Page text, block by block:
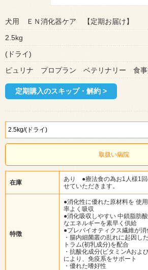
犬用 ＥＮ消化器ケア 【定期お届け】
2.5kg
(ドライ)
ピュリナ プロプラン ベテリナリー 食事
定期購入のスキップ・解約 >
取扱い病院
在庫
あり ●療法食の為お1人様1回
せていただきます。
特徴
●消化性に優れた原材料を 使
率よく吸収
●消化吸収しやすい 中鎖脂肪
なエネルギーを素早く供給
●プレバイオティクス繊維が
・腸内細菌叢の乱れに起因し
トラム(初乳成分)を配合
・抗酸化成分(ビタミンAおよ
により、免疫系をサポート
・優れた嗜好性